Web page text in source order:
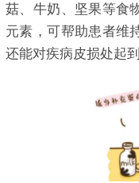
菇、牛奶、坚果等食
元素，可帮助患者维
还能对疾病皮损处起